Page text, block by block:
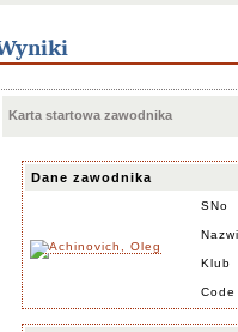
Karta startowa zawodnika
Dane zawodnika
SNo
Klub
Code